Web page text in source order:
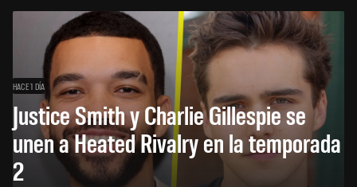
HACE 1 DÍA
Justice Smith y Charlie Gillespie se
unen a Heated Rivalry en la temporada
2